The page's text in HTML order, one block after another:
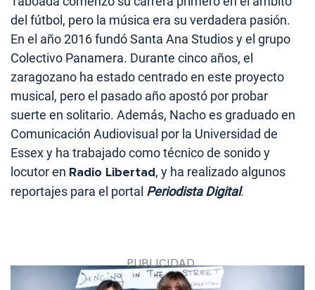
del fútbol, pero la música era su verdadera pasión.
En el año 2016 fundó Santa Ana Studios y el grupo
Colectivo Panamera. Durante cinco años, el
zaragozano ha estado centrado en este proyecto
musical, pero el pasado año apostó por probar
suerte en solitario. Además, Nacho es graduado en
Comunicación Audiovisual por la Universidad de
Essex y ha trabajado como técnico de sonido y
locutor en Radio Libertad, y ha realizado algunos
reportajes para el portal Periodista Digital.